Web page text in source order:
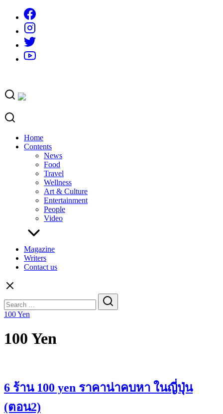
content
Home
Contents
News
Food
Travel
Wellness
Art & Culture
Entertainment
People
Video
Magazine
Writers
Contact us
for:
100 Yen
100 Yen
6 ร้าน 100 yen ราคาน่าคบหา ในญี่ปุ่น
(ตอน2)